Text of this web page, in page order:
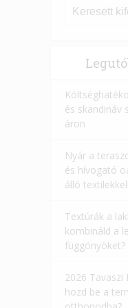
és skandináv
áron
Nyár a
és hívogató
álló
Textúrák a
kombináld a
2026 Tavaszi
hozd be a